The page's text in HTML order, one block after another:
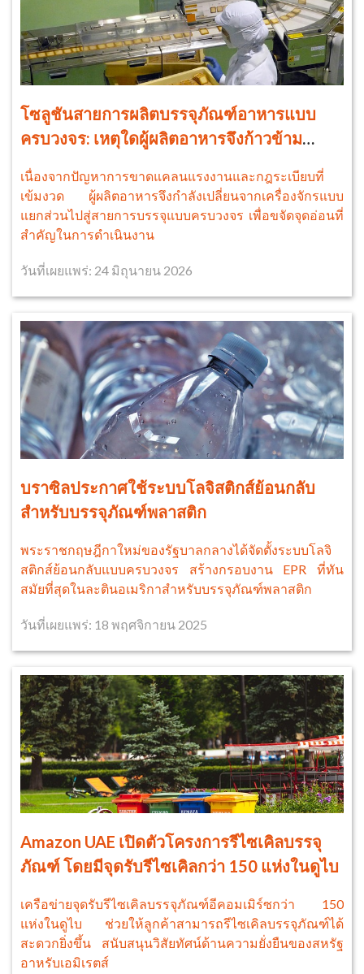
โซลูชันสายการผลิตบรรจุภัณฑ์อาหารแบบ
ครบวงจร: เหตุใดผู้ผลิตอาหารจึงก้าวข้าม
เครื่องจักรแบบแยกส่วน
เนื่องจากปัญหาการขาดแคลนแรงงานและกฎระเบียบที่
เข้มงวด ผู้ผลิตอาหารจึงกำลังเปลี่ยนจากเครื่องจักรแบบ
แยกส่วนไปสู่สายการบรรจุแบบครบวงจร เพื่อขจัดจุดอ่อนที่
สำคัญในการดำเนินงาน
วันที่เผยแพร่: 24 มิถุนายน 2026
บราซิลประกาศใช้ระบบโลจิสติกส์ย้อนกลับ
สำหรับบรรจุภัณฑ์พลาสติก
พระราชกฤษฎีกาใหม่ของรัฐบาลกลางได้จัดตั้งระบบโลจิ
สติกส์ย้อนกลับแบบครบวงจร สร้างกรอบงาน EPR ที่ทัน
สมัยที่สุดในละตินอเมริกาสำหรับบรรจุภัณฑ์พลาสติก
วันที่เผยแพร่: 18 พฤศจิกายน 2025
Amazon UAE เปิดตัวโครงการรีไซเคิลบรรจุ
ภัณฑ์ โดยมีจุดรับรีไซเคิลกว่า 150 แห่งในดูไบ
เครือข่ายจุดรับรีไซเคิลบรรจุภัณฑ์อีคอมเมิร์ซกว่า 150
แห่งในดูไบ ช่วยให้ลูกค้าสามารถรีไซเคิลบรรจุภัณฑ์ได้
สะดวกยิ่งขึ้น สนับสนุนวิสัยทัศน์ด้านความยั่งยืนของสหรัฐ
อาหรับเอมิเรตส์